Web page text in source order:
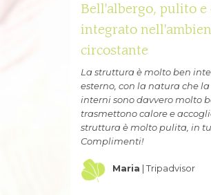
Ottimo rapporto
dell'ospitalità e
prim'ordine
Struttura conosciuta
formativi, e
soggiorno. Altamente
rapporto qualità/prezzo
ristorazione di prim'ordine